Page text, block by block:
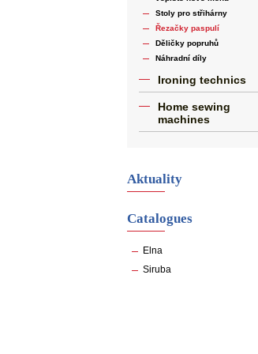
Stoly pro střihárny
Řezačky paspulí
Děličky popruhů
Náhradní díly
Ironing technics
Home sewing
machines
Aktuality
Catalogues
Elna
Siruba